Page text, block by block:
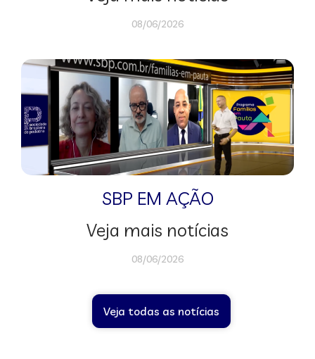
08/06/2026
SBP EM AÇÃO
Veja mais notícias
08/06/2026
Veja todas as notícias